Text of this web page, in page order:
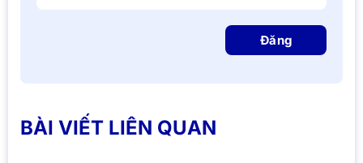
Đăng
BÀI VIẾT LIÊN QUAN